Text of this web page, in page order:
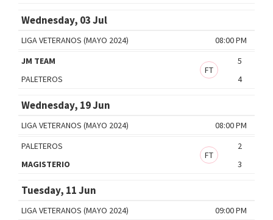
Wednesday, 03 Jul
08:00 PM
LIGA VETERANOS (MAYO 2024)
JM TEAM
5
FT
PALETEROS
4
Wednesday, 19 Jun
08:00 PM
LIGA VETERANOS (MAYO 2024)
PALETEROS
2
FT
MAGISTERIO
3
Tuesday, 11 Jun
09:00 PM
LIGA VETERANOS (MAYO 2024)